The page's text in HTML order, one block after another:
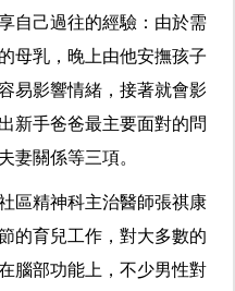
自己過往的經驗：由於需
母乳，晚上由他安撫孩子
易影響情緒，接著就會影
新手爸爸最主要面對的問
妻關係等三項。
區精神科主治醫師張祺康
的育兒工作，對大多數的
腦部功能上，不少男性對